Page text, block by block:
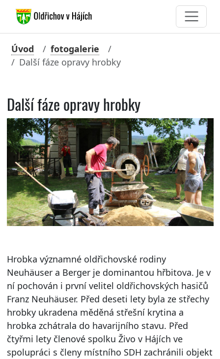
Úvod
fotogalerie
Další fáze opravy hrobky
Další fáze opravy hrobky
Hrobka významné oldřichovské rodiny
Neuhäuser a Berger je dominantou hřbitova. Je v
ní pochován i první velitel oldřichovských hasičů
Franz Neuhäuser. Před deseti lety byla ze střechy
hrobky ukradena měděná střešní krytina a
hrobka zchátrala do havarijního stavu. Před
čtyřmi lety členové spolku Živo v Hájích ve
spolupráci s členy místního SDH zachránili objekt